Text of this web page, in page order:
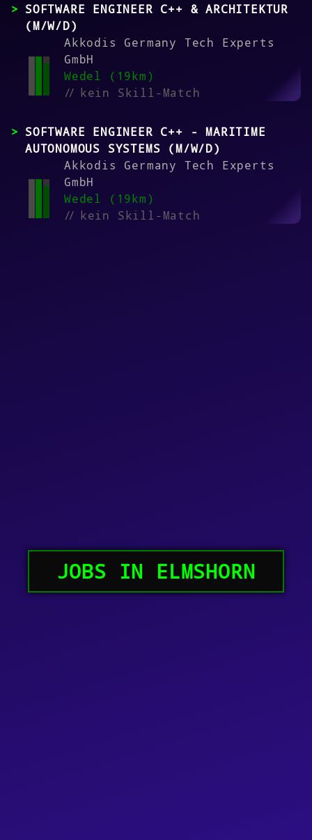
SOFTWARE ENGINEER C++ & ARCHITEKTUR
(M/W/D)
Akkodis Germany Tech Experts
GmbH
Wedel (19km)
//kein Skill-Match
SOFTWARE ENGINEER C++ - MARITIME
AUTONOMOUS SYSTEMS (M/W/D)
Akkodis Germany Tech Experts
GmbH
Wedel (19km)
//kein Skill-Match
JOBS IN ELMSHORN